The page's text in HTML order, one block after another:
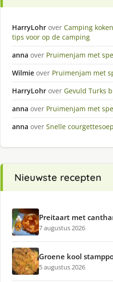
HarryLohr over Camping
tips voor op de camping
anna over Pruimenjam met
Wilmie over Pruimenjam met
HarryLohr over Gevuld Turks
anna over Pruimenjam met
anna over Snelle
Nieuwste recepten
Preitaart met
7 augustus 2026
Groene kool
5 augustus 2026